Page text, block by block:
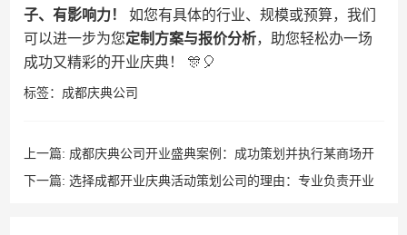
子、有影响力！​
​ 如您有具体的行业、规模或预算，我们
可以进一步为您​​定制方案与报价分析​​，助您轻松办一场
成功又精彩的开业庆典！ 🎊🎈
标签： 成都庆典公司
上一篇: 成都庆典公司开业盛典案例：成功策划并执行某商场开
业活动 涵盖现场布置、礼炮彩烟及精彩宴会节目演出
下一篇: 选择成都开业庆典活动策划公司的理由：专业负责开业